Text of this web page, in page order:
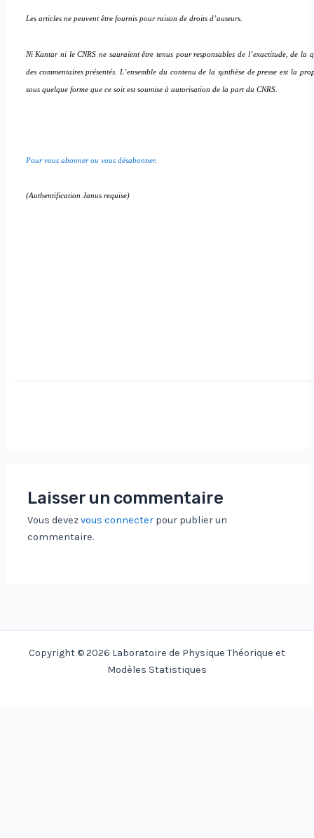
Les articles ne peuvent être fournis pour raison de droits d’auteurs.
Ni Kantar ni le CNRS ne sauraient être tenus pour responsables de l’exactitude, de
des commentaires présentés. L’ensemble du contenu de la synthèse de presse est la
sous quelque forme que ce soit est soumise à autorisation de la part du CNRS.
Pour vous abonner ou vous désabonner.
(Authentification Janus requise)
Laisser un commentaire
Vous devezvous connecter pour publier un
commentaire.
Copyright © 2026 Laboratoire de Physique Théorique et
Modèles Statistiques